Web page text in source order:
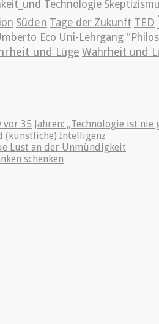
Technologie
Süden Tage der Zukunft TED
Eco Uni-Lehrgang
und Lüge Wahrheit und
35 Jahren: „Technologie ist
(künstliche) Intelligenz
Lust an der Unmündigkeit
schenken